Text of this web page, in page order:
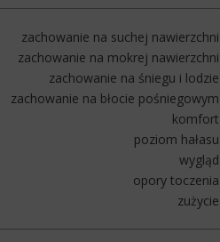
zachowanie na suchej nawierzchni
zachowanie na mokrej nawierzchni
zachowanie na śniegu i lodzie
zachowanie na błocie pośniegowym
komfort
poziom hałasu
wygląd
opory toczenia
zużycie